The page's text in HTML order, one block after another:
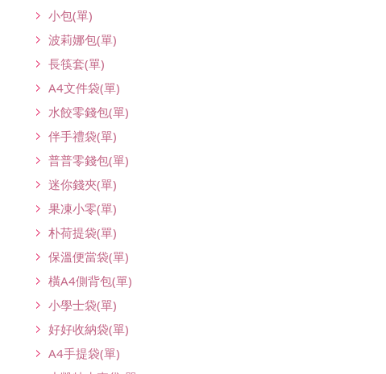
小包(單)
波莉娜包(單)
長筷套(單)
A4文件袋(單)
水餃零錢包(單)
伴手禮袋(單)
普普零錢包(單)
迷你錢夾(單)
果凍小零(單)
朴荷提袋(單)
保溫便當袋(單)
橫A4側背包(單)
小學士袋(單)
好好收納袋(單)
A4手提袋(單)